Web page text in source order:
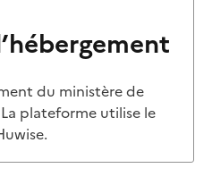
du ministère de
plateforme utilise le